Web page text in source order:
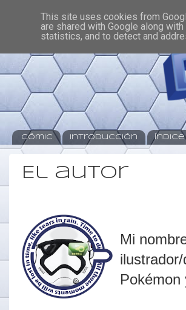
Cómic Introducción Índice
El autor
Mi
Pokémon
This site uses cookies from
are shared with Google along
statistics, and to detect and